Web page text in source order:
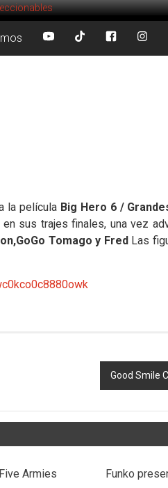
la película Big Hero 6 /
sus trajes finales, una vez
Tomago y FredLas
Good Smile
Armies Funko